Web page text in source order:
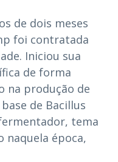
de dois meses
foi contratada
Iniciou sua
de forma
na produção de
de Bacillus
tema
naquela época,